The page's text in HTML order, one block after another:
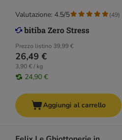
Prezzo listino 39,99 €
26,49 €
3,90 € / kg
24,90 €
Valutazione: 4.5/5 (49)
Aggiungi al carrello